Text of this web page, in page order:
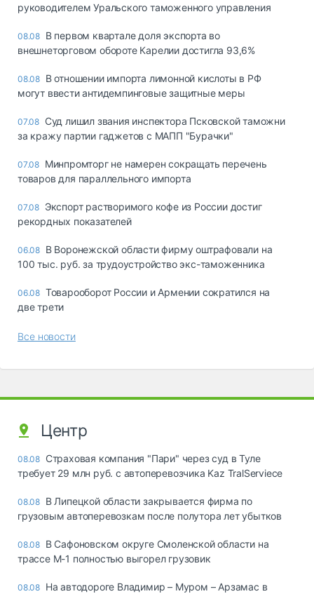
руководителем Уральского таможенного управления
08.08 В первом квартале доля экспорта во
внешнеторговом обороте Карелии достигла 93,6%
08.08 В отношении импорта лимонной кислоты в РФ
могут ввести антидемпинговые защитные меры
07.08 Суд лишил звания инспектора Псковской таможни
за кражу партии гаджетов с МАПП "Бурачки"
07.08 Минпромторг не намерен сокращать перечень
товаров для параллельного импорта
07.08 Экспорт растворимого кофе из России достиг
рекордных показателей
06.08 В Воронежской области фирму оштрафовали на
100 тыс. руб. за трудоустройство экс-таможенника
06.08 Товарооборот России и Армении сократился на
две трети
Все новости
Центр
08.08 Страховая компания "Пари" через суд в Туле
требует 29 млн руб. с автоперевозчика Kaz TralServiece
08.08 В Липецкой области закрывается фирма по
грузовым автоперевозкам после полутора лет убытков
08.08 В Сафоновском округе Смоленской области на
трассе М-1 полностью выгорел грузовик
08.08 На автодороге Владимир – Муром – Арзамас в